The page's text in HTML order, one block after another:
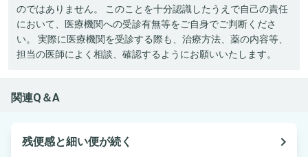
のではありません。 このことを十分認識したうえで自己の責任
において、医療機関への受診有無等をご自身でご判断くださ
い。 実際に医療機関を受診する際も、治療方法、薬の内容等、
担当の医師によく相談、確認するようにお願いいたします。
関連Q＆A
残便感と細い便が続く
navigate_next